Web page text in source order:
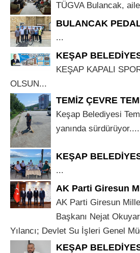
TÜGVA Bulancak,
BULANCAK
...
KEŞAP
KEŞAP KAPALI
OLSUN...
TEMİZ ÇEVRE
Keşap Belediyesi
yanında sürdürüyor....
KEŞAP
...
AK Parti Giresun
AK Parti Giresun
Başkanı Nejat
Yılancı; Devlet Su İşleri Genel
KEŞAP